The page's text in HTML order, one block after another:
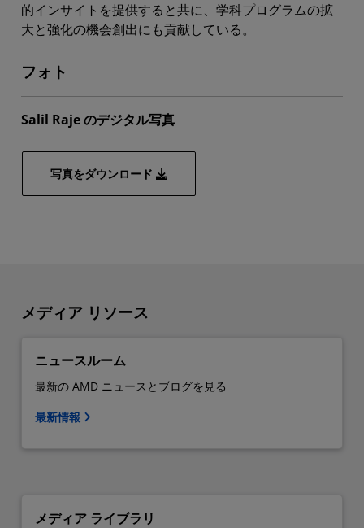
的インサイトを提供すると共に、学科プログラムの拡
大と強化の機会創出にも貢献している。
フォト
Salil Raje のデジタル写真
写真をダウンロード
メディア リソース
ニュースルーム
最新の AMD ニュースとブログを見る
最新情報
メディア ライブラリ